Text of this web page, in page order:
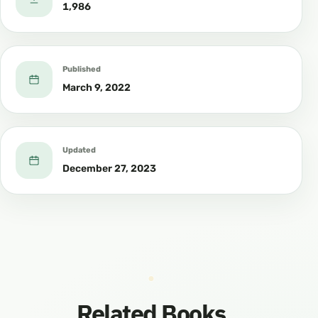
Dignificá-lo, respeitá-lo, e elogiá-lo, através do
elogio merecido sem exageros e nem
ele dos acontecimentos que ocorreram no
passado e no futuro, e seguir o seu exemplo de
orientação e a defesa das suas leis e conduta.
1,986
Published
March 9, 2022
Updated
December 27, 2023